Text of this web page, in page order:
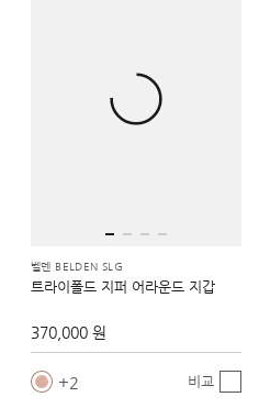
벨덴 BELDEN SLG
트라이폴드 지퍼 어라운드 지갑
370,000 원
2 비교